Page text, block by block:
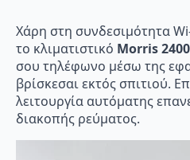
Χάρη στη συνδεσιμότητα
το κλιματιστικό Morris
σου τηλέφωνο μέσω της
βρίσκεσαι εκτός σπιτιού.
λειτουργία αυτόματης
διακοπής ρεύματος.